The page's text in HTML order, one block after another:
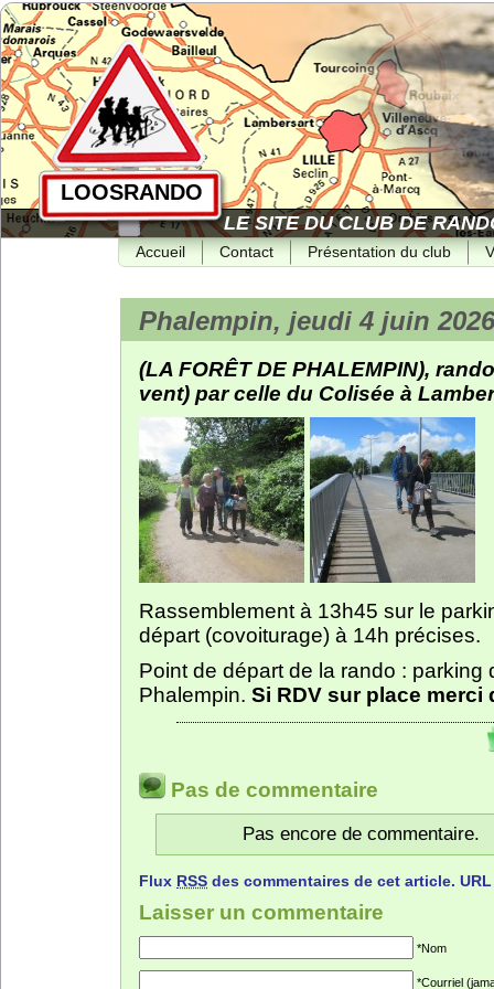
LOOSRANDO
LE SITE DU CLUB DE
Accueil Contact Présentation du club
Phalempin, jeudi 4 juin
(LA FORÊT DE PHALEMPIN),
vent) par celle du Colisée à
Rassemblement à 13h45 sur le
départ (covoiturage) à 14h précises.
Point de départ de la rando : parking
Phalempin. Si RDV sur place merci
Pas de commentaire
Pas encore de commentaire.
Flux RSS des commentaires de cet article.
Laisser un commentaire
*Nom
*Courriel